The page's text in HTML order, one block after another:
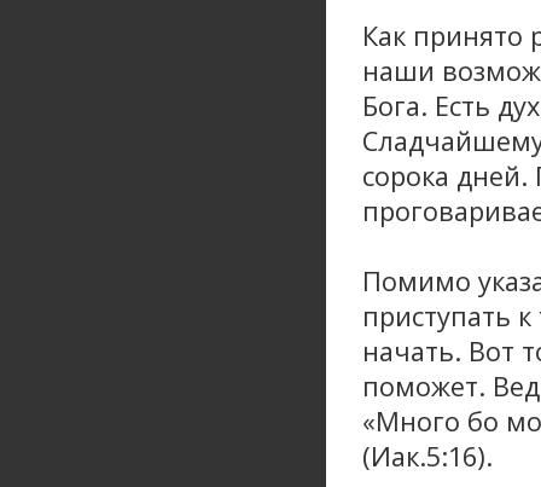
Как принято
наши
Бога. Есть
сорока
Помимо
приступать
начать. Вот
поможет.
«Много бо
(Иак.5:16).